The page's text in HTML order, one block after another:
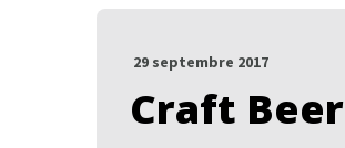
29 septembre 2017
Craft Beer